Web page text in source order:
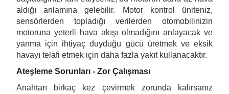
aldığı anlamına gelebilir. Motor kontrol üniteniz,
sensörlerden topladığı verilerden otomobilinizin
motoruna yeterli hava akışı olmadığını anlayacak ve
yanma için ihtiyaç duyduğu gücü üretmek ve eksik
havayı telafi etmek için daha fazla yakıt kullanacaktır.
Ateşleme Sorunları - Zor Çalışması
Anahtarı birkaç kez çevirmek zorunda kalırsanız